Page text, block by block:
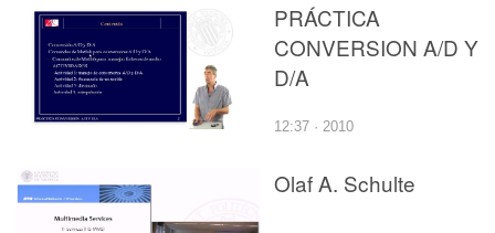
PRÁCTICA
CONVERSION A/D Y
D/A
12:37 · 2010
Olaf A. Schulte